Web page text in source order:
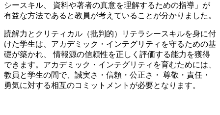
シースキル、 資料や著者の真意を理解するための指導」が
有益な方法であると教員が考えていることが分かりました。
読解力とクリティカル（批判的）リテラシースキルを身に付
けた学生は、アカデミック・インテグリティを守るための基
礎が築かれ、 情報源の信頼性を正しく評価する能力を獲得
できます。アカデミック・インテグリティを育むためには、
教員と学生の間で、誠実さ・信頼・公正さ・ 尊敬・責任・
勇気に対する相互のコミットメントが必要となります。